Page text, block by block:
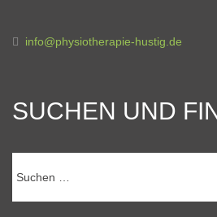
info@physiotherapie-hustig.de
SUCHEN UND